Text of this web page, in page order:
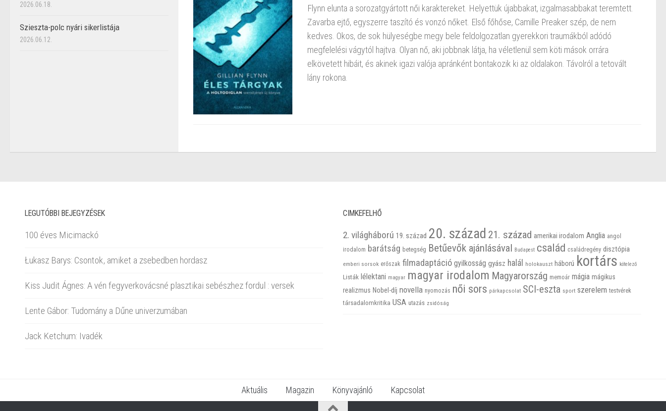
Flynn elunta a sorozatgyártott női karaktereket. Helyettük újabbakat, izgalmasabbakat teremtett.
Zavarba ejtő, egyszerre taszító és vonzó nőket. Első főhőse, Camille Preaker szép, de nem
kedves. Okos, de sok hülyeségbe megy bele feldolgozatlan gyerekkori traumákból adódó
megfelelési vágytól hajtva. Olyan nő, aki jobbnak látja, ha véletlenül sem köti mások orrára
elkövetett hibáit, és akinek igazi valója apránként bontakozik ki az oldalakon. Távolról a tetovált
lány rokona.
2026.06.18.
Szieszta-polc nyári sikerlistája
2026.06.12.
LEGUTÓBBI BEJEGYZÉSEK
100 éves Micimackó
Łukasz Barys: Csontok, amiket a zsebedben hordasz
Kiss Judit Ágnes: A vén fegyverkovácsné plasztikai sebészhez fordul : versek
Lente Gábor: Tudomány a Dűne univerzumában
Jack Ketchum: Ivadék
CIMKEFELHŐ
2. világháború 19. század 20. század 21. század amerikai irodalom Anglia angol
irodalom barátság betegség Betűevők ajánlásával Budapest család családregény disztópia
emberi sorsok erőszak filmadaptáció gyilkosság gyász halál holokauszt háború kortárs kötelező
Listák lélektani magyar magyar irodalom Magyarország memoár mágia mágikus
realizmus Nobel-díj novella nyomozás női sors párkapcsolat SCI-eszta sport szerelem testvérek
társadalomkritika USA utazás zsidóság
Aktuális Magazin Könyvajánló Kapcsolat